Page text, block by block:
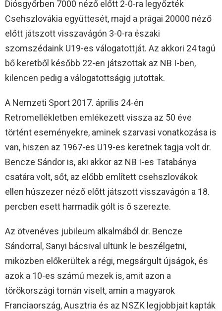
Diósgyőrben 7000 néző előtt 2-0-ra legyőzték
Csehszlovákia együttesét, majd a prágai 20000 néző
előtt játszott visszavágón 3-0-ra északi
szomszédaink U19-es válogatottját. Az akkori 24 tagú
bő keretből később 22-en játszottak az NB I-ben,
kilencen pedig a válogatottságig jutottak.
A Nemzeti Sport 2017. április 24-én
Retromellékletben emlékezett vissza az 50 éve
történt eseményekre, aminek szarvasi vonatkozása is
van, hiszen az 1967-es U19-es keretnek tagja volt dr.
Bencze Sándor is, aki akkor az NB I-es Tatabánya
csatára volt, sőt, az előbb említett csehszlovákok
ellen húszezer néző előtt játszott visszavágón a 18.
percben esett harmadik gólt is ő szerezte.
Az ötvenéves jubileum alkalmából dr. Bencze
Sándorral, Sanyi bácsival ültünk le beszélgetni,
miközben előkerültek a régi, megsárgult újságok, és
azok a 10-es számú mezek is, amit azon a
törökországi tornán viselt, amin a magyarok
Franciaország, Ausztria és az NSZK legjobbjait kapták